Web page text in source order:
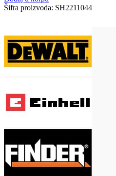
Šifra proizvoda: SH2211044